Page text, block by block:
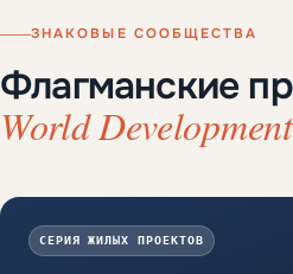
ЗНАКОВЫЕ СООБЩЕСТВА
Флагманские
World
СЕРИЯ ЖИЛЫХ ПРОЕКТОВ